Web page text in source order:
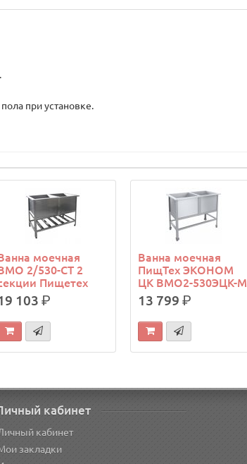
при установке.
моечная
2/530-СТ 2
Пищетех
103р.
Ванна моечная
ПищТех ЭКОНОМ
ЦК ВМО2-530ЭЦК-М
13 799р.
кабинет
кабинет
закладки